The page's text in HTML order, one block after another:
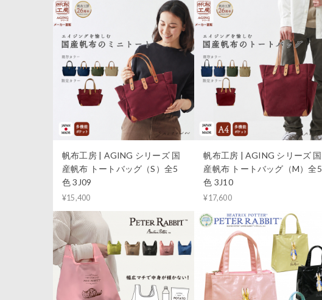
帆布工房 | AGING シリーズ 国
産帆布 トートバッグ（S）全5
色 3J09
¥15,400
帆布工房 | AGING シリーズ 国
産帆布 トートバッグ（M）全5
色 3J10
¥17,600